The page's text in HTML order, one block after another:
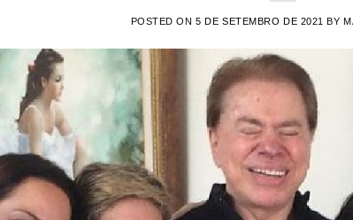
POSTED ON5 DE SETEMBRO DE 2021 BY